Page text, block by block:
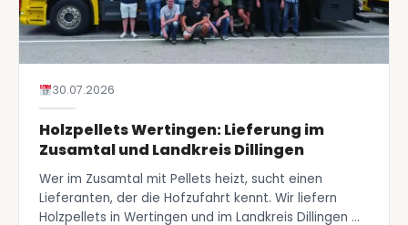
30.07.2026
Holzpellets Wertingen: Lieferung im
Zusamtal und Landkreis Dillingen
Wer im Zusamtal mit Pellets heizt, sucht einen
Lieferanten, der die Hofzufahrt kennt. Wir liefern
Holzpellets in Wertingen und im Landkreis Dillingen …